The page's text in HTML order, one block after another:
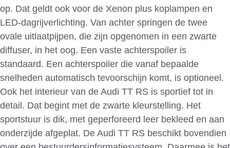
op. Dat geldt ook voor de Xenon plus koplampen en
LED-dagrijverlichting. Van achter springen de twee
ovale uitlaatpijpen, die zijn opgenomen in een zwarte
diffuser, in het oog. Een vaste achterspoiler is
standaard. Een achterspoiler die vanaf bepaalde
snelheden automatisch tevoorschijn komt, is optioneel.
Ook het interieur van de Audi TT RS is sportief tot in
detail. Dat begint met de zwarte kleurstelling. Het
sportstuur is dik, met geperforeerd leer bekleed en aan
onderzijde afgeplat. De Audi TT RS beschikt bovendien